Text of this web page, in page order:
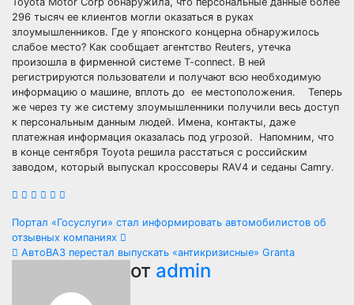
296 тысяч ее клиентов могли оказаться в руках
злоумышленников. Где у японского концерна обнаружилось
слабое место? Как сообщает агентство Reuters, утечка
произошла в фирменной системе T-connect. В ней
регистрируются пользователи и получают всю необходимую
информацию о машине, вплоть до ее местоположения. Теперь
же через ту же систему злоумышленники получили весь доступ
к персональным данным людей. Имена, контакты, даже
платежная информация оказалась под угрозой. Напомним, что
в конце сентября Toyota решила расстаться с российским
заводом, который выпускал кроссоверы RAV4 и седаны Camry.
Навигация
по
записям
Портал «Госуслуги» стал информировать автомобилистов об
отзывных компаниях
АвтоВАЗ перестал выпускать «антикризисные» Granta
от admin